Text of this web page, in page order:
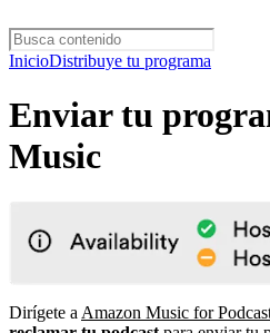
InicioDistribuye tu programa
Enviar tu
Music
Dirígete a Amazon Music for